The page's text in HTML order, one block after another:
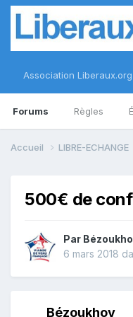
Association Liberaux.org
Forums Règles
Accueil LIBRE-ECHANGE
500€ de
Par
6 mars 2018
Bézoukhov